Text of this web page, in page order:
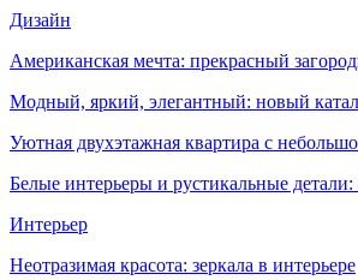
Дизайн
Американская мечта: прекрасный
Модный, яркий, элегантный: новый
Уютная двухэтажная квартира с
Белые интерьеры и рустикальные
Интерьер
Неотразимая красота: зеркала в интерьере